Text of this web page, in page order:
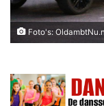
Foto's: